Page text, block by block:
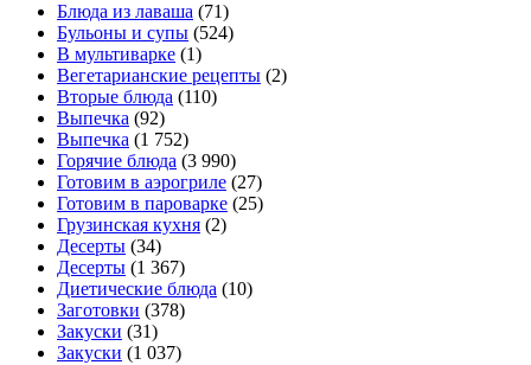
Блюда из лаваша (71)
Бульоны и супы (524)
В мультиварке (1)
Вегетарианские рецепты (2)
Вторые блюда (110)
Выпечка (92)
Выпечка (1 752)
Горячие блюда (3 990)
Готовим в аэрогриле (27)
Готовим в пароварке (25)
Грузинская кухня (2)
Десерты (34)
Десерты (1 367)
Диетические блюда (10)
Заготовки (378)
Закуски (31)
Закуски (1 037)